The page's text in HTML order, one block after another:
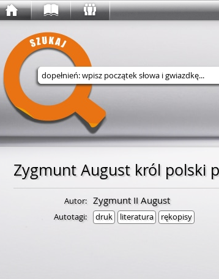
Wyszukaj w serwisie
Autor: Zygmunt II August
Autotagi: druk literatura rękopisy